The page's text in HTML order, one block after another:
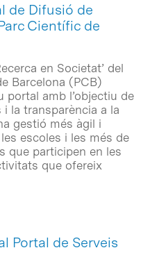
de Difusió de
Científic de
en Societat’ del
Barcelona (PCB)
portal amb l’objectiu de
i la transparència a la
gestió més àgil i
escoles i les més de
que participen en les
que ofereix
Portal de Serveis